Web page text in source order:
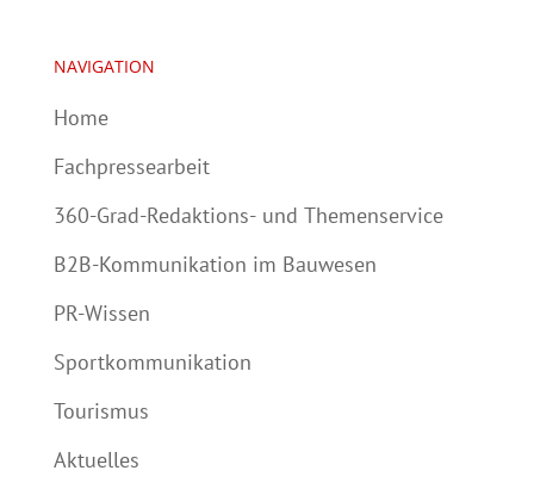
NAVIGATION
Home
Fachpressearbeit
360-Grad-Redaktions- und Themenservice
B2B-Kommunikation im Bauwesen
PR-Wissen
Sportkommunikation
Tourismus
Aktuelles